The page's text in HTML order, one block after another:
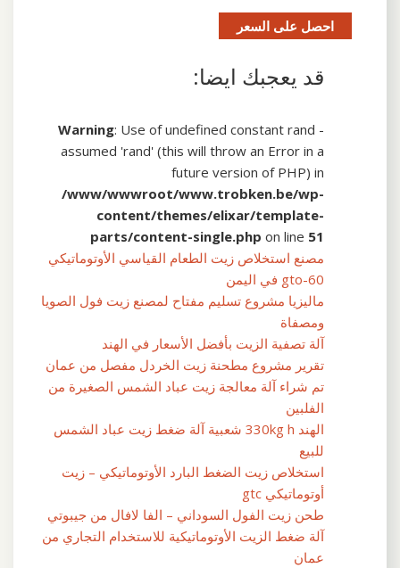
احصل على السعر
قد يعجبك ايضا:
Warning: Use of undefined constant rand -
assumed 'rand' (this will throw an Error in a
future version of PHP) in
/www/wwwroot/www.trobken.be/wp-
content/themes/elixar/template-
parts/content-single.php on line 51
مصنع استخلاص زيت الطعام القياسي الأوتوماتيكي
gto-60 في اليمن
ماليزيا مشروع تسليم مفتاح لمصنع زيت فول الصويا
ومصفاة
آلة تصفية الزيت بأفضل الأسعار في الهند
تقرير مشروع مطحنة زيت الخردل مفصل من عمان
تم شراء آلة معالجة زيت عباد الشمس الصغيرة من
الفلبين
الهند 330kg h شعبية آلة ضغط زيت عباد الشمس
للبيع
استخلاص زيت الضغط البارد الأوتوماتيكي – زيت
أوتوماتيكي gtc
طحن زيت الفول السوداني – الفا لافال من جيبوتي
آلة ضغط الزيت الأوتوماتيكية للاستخدام التجاري من
عمان